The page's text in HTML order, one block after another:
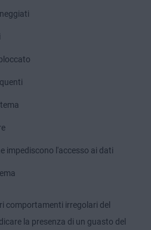
impediscono l'accesso ai dati
comportamenti irregolari del
la presenza di un guasto del